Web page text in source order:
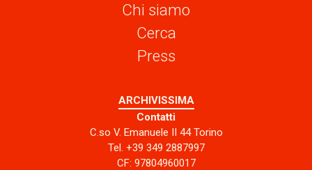
Chi siamo
Cerca
Press
ARCHIVISSIMA
Contatti
C.so V. Emanuele II 44 Torino
Tel. +39 349 2887997
CF: 97804960017